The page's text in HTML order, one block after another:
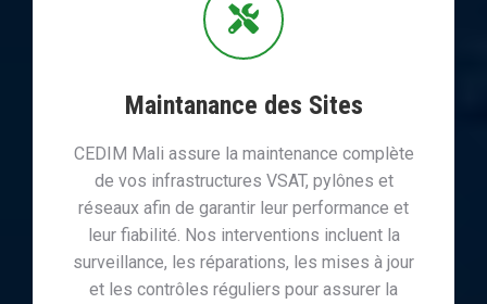
Maintanance des Sites
CEDIM Mali assure la maintenance complète
de vos infrastructures VSAT, pylônes et
réseaux afin de garantir leur performance et
leur fiabilité. Nos interventions incluent la
surveillance, les réparations, les mises à jour
et les contrôles réguliers pour assurer la